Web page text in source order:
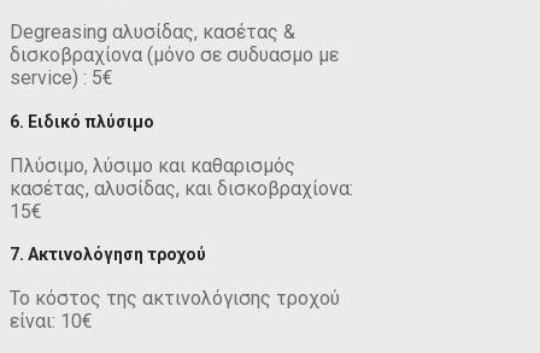
Degreasing αλυσίδας, κασέτας &
δισκοβραχίονα (μόνο σε συδυασμο με
service) : 5€
6. Ειδικό πλύσιμο
Πλύσιμο, λύσιμο και καθαρισμός
κασέτας, αλυσίδας, και δισκοβραχίονα:
15€
7. Ακτινολόγηση τροχού
Το κόστος της ακτινολόγισης τροχού
είναι: 10€